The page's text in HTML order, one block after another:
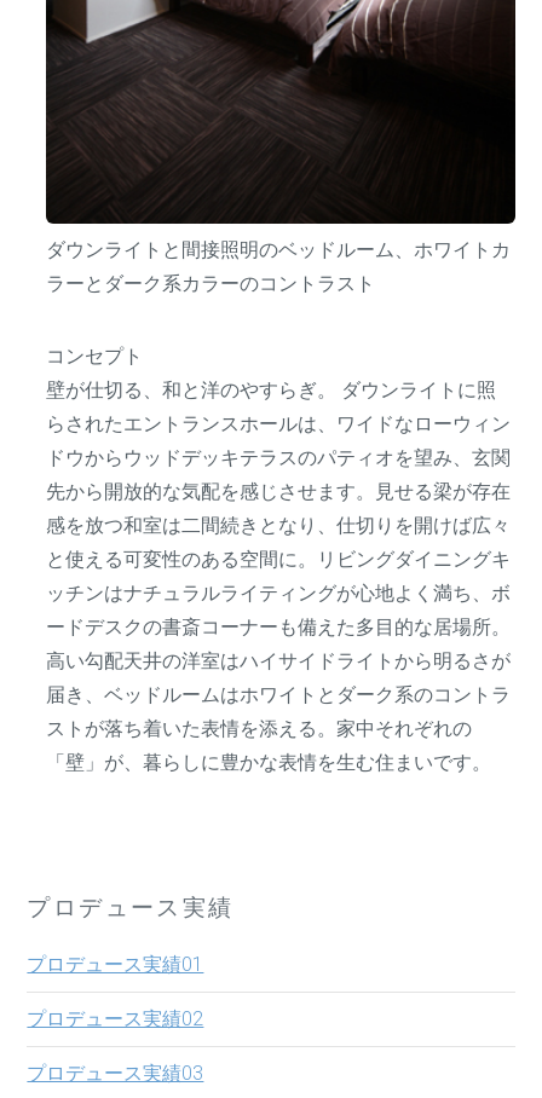
ダウンライトと間接照明のベッドルーム、ホワイトカ
ラーとダーク系カラーのコントラスト
コンセプト
壁が仕切る、和と洋のやすらぎ。 ダウンライトに照
らされたエントランスホールは、ワイドなローウィン
ドウからウッドデッキテラスのパティオを望み、玄関
先から開放的な気配を感じさせます。見せる梁が存在
感を放つ和室は二間続きとなり、仕切りを開けば広々
と使える可変性のある空間に。リビングダイニングキ
ッチンはナチュラルライティングが心地よく満ち、ボ
ードデスクの書斎コーナーも備えた多目的な居場所。
高い勾配天井の洋室はハイサイドライトから明るさが
届き、ベッドルームはホワイトとダーク系のコントラ
ストが落ち着いた表情を添える。家中それぞれの
「壁」が、暮らしに豊かな表情を生む住まいです。
プロデュース実績
プロデュース実績01
プロデュース実績02
プロデュース実績03